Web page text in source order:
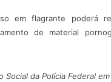
em flagrante poderá
de material
Social da Polícia Federal